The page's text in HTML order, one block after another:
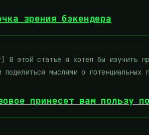
зрения бэкендера
В этой статье я хотел бы изучить
мыслями о потенциальных
принесет вам пользу